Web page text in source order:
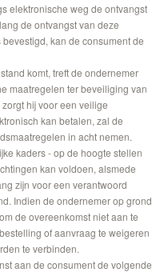
elektronische weg de ontvangst
de ontvangst van deze
kan de consument de
komt, treft de ondernemer
maatregelen ter beveiliging van
hij voor een veilige
kan betalen, zal de
in acht nemen.
kaders - op de hoogte stellen
kan voldoen, alsmede
zijn voor een verantwoord
Indien de ondernemer op grond
de overeenkomst niet aan te
of aanvraag te weigeren
te verbinden.
aan de consument de volgende